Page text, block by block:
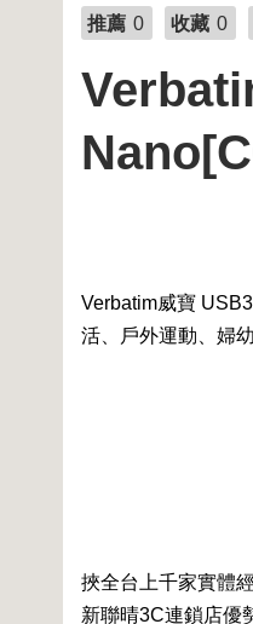
推薦 0 收藏 0
Verbatim威寶
活、戶外運動、婦
挾全台上千家實體
新聯晴3C連鎖店優